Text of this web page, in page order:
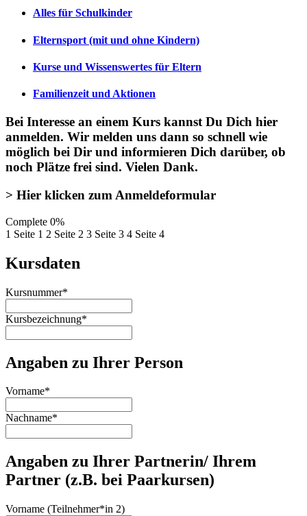
Alles für Schulkinder
Elternsport (mit und ohne Kindern)
Kurse und Wissenswertes für Eltern
Familienzeit und Aktionen
Bei Interesse an einem Kurs kannst Du Dich hier
anmelden. Wir melden uns dann so schnell wie
möglich bei Dir und informieren Dich darüber, ob
noch Plätze frei sind. Vielen Dank.
> Hier klicken zum Anmeldeformular
Complete 0%
1 Seite 1 2 Seite 2 3 Seite 3 4 Seite 4
Kursdaten
Kursnummer*
Kursbezeichnung*
Angaben zu Ihrer Person
Vorname*
Nachname*
Angaben zu Ihrer Partnerin/ Ihrem
Partner (z.B. bei Paarkursen)
Vorname (Teilnehmer*in 2)